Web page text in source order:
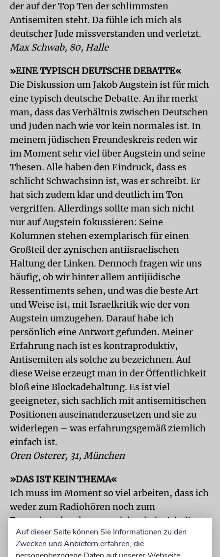
der auf der Top Ten der schlimmsten
Antisemiten steht. Da fühle ich mich als
deutscher Jude missverstanden und verletzt.
Max Schwab, 80, Halle
»EINE TYPISCH DEUTSCHE DEBATTE«
Die Diskussion um Jakob Augstein ist für mich
eine typisch deutsche Debatte. An ihr merkt
man, dass das Verhältnis zwischen Deutschen
und Juden nach wie vor kein normales ist. In
meinem jüdischen Freundeskreis reden wir
im Moment sehr viel über Augstein und seine
Thesen. Alle haben den Eindruck, dass es
schlicht Schwachsinn ist, was er schreibt. Er
hat sich zudem klar und deutlich im Ton
vergriffen. Allerdings sollte man sich nicht
nur auf Augstein fokussieren: Seine
Kolumnen stehen exemplarisch für einen
Großteil der zynischen antiisraelischen
Haltung der Linken. Dennoch fragen wir uns
häufig, ob wir hinter allem antijüdische
Ressentiments sehen, und was die beste Art
und Weise ist, mit Israelkritik wie der von
Augstein umzugehen. Darauf habe ich
persönlich eine Antwort gefunden. Meiner
Erfahrung nach ist es kontraproduktiv,
Antisemiten als solche zu bezeichnen. Auf
diese Weise erzeugt man in der Öffentlichkeit
bloß eine Blockadehaltung. Es ist viel
geeigneter, sich sachlich mit antisemitischen
Positionen auseinanderzusetzen und sie zu
widerlegen – was erfahrungsgemäß ziemlich
einfach ist.
Oren Osterer, 31, München
»DAS IST KEIN THEMA«
Ich muss im Moment so viel arbeiten, dass ich
weder zum Radiohören noch zum
Fernsehgucken komme, daher habe ich die
Debatte nicht so intensiv verfolgt. Ich habe
zwar davon gehört, weiß aber nicht, wie sie
Auf dieser Seite können Sie Informationen zu den
Zwecken und Anbietern erfahren, die